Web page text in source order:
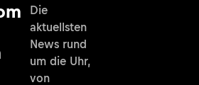
Die
aktuellsten
News rund
um die Uhr,
von